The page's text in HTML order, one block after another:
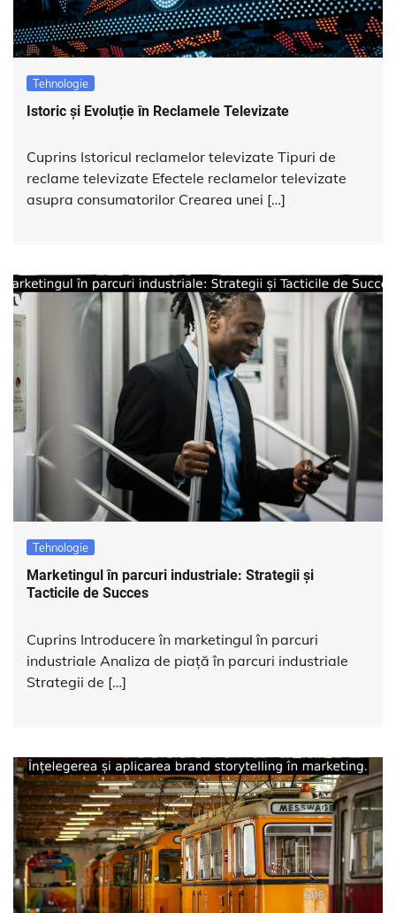
Tehnologie
Istoric și Evoluție în Reclamele Televizate
Cuprins Istoricul reclamelor televizate Tipuri de
reclame televizate Efectele reclamelor televizate
asupra consumatorilor Crearea unei […]
Tehnologie
Marketingul în parcuri industriale: Strategii și
Tacticile de Succes
Cuprins Introducere în marketingul în parcuri
industriale Analiza de piață în parcuri industriale
Strategii de […]